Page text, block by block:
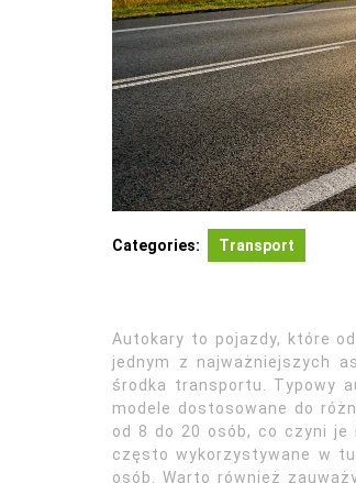
Categories: Transport
Autokary to pojazdy, które
jednym z najważniejszych
środka transportu. Typowy
modele dostosowane do
od 8 do 20 osób, co czyni je
często wykorzystywane w
osób. Warto również